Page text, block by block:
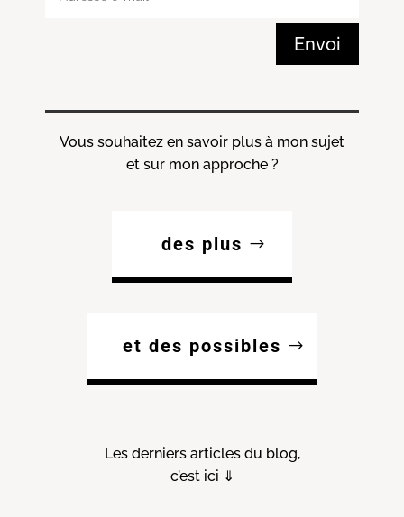
Envoi
Vous souhaitez en savoir plus à mon sujet
et sur mon approche ?
des plus
et des possibles
Les derniers articles du blog,
c’est ici ⇓